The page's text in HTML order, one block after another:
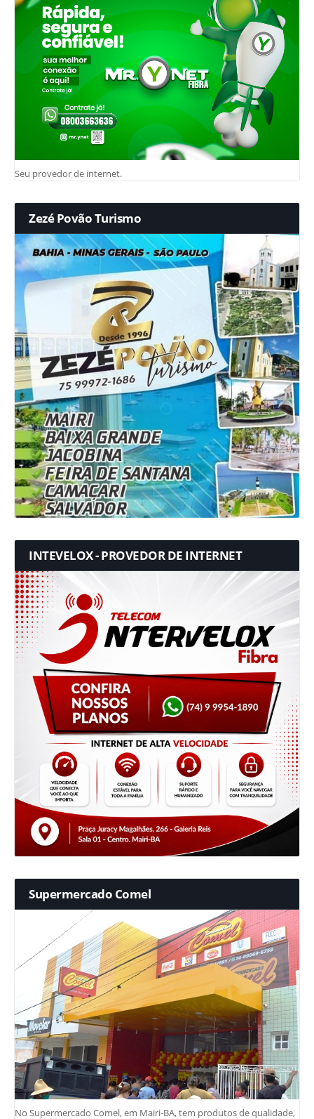
Seu provedor de internet.
Zezé Povão Turismo
INTEVELOX - PROVEDOR DE INTERNET
Supermercado Comel
No Supermercado Comel, em Mairi-BA, tem produtos de qualidade,